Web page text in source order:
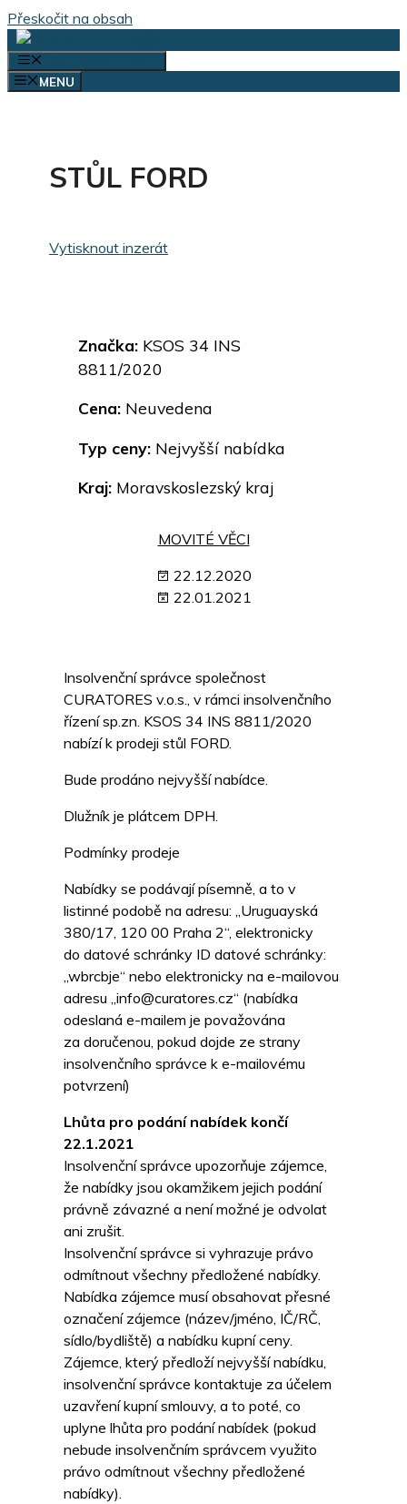
Přeskočit na obsah
MENU
STŮL FORD
Vytisknout inzerát
Značka: KSOS 34 INS
8811/2020
Cena: Neuvedena
Typ ceny: Nejvyšší nabídka
Kraj: Moravskoslezský kraj
MOVITÉ VĚCI
22.12.2020
22.01.2021
Insolvenční správce společnost
CURATORES v.o.s., v rámci insolvenčního
řízení sp.zn. KSOS 34 INS 8811/2020
nabízí k prodeji stůl FORD.
Bude prodáno nejvyšší nabídce.
Dlužník je plátcem DPH.
Podmínky prodeje
Nabídky se podávají písemně, a to v
listinné podobě na adresu: „Uruguayská
380/17, 120 00 Praha 2“, elektronicky
do datové schránky ID datové schránky:
„wbrcbje“ nebo elektronicky na e-mailovou
adresu „info@curatores.cz“ (nabídka
odeslaná e-mailem je považována
za doručenou, pokud dojde ze strany
insolvenčního správce k e-mailovému
potvrzení)
Lhůta pro podání nabídek končí
22.1.2021
Insolvenční správce upozorňuje zájemce,
že nabídky jsou okamžikem jejich podání
právně závazné a není možné je odvolat
ani zrušit.
Insolvenční správce si vyhrazuje právo
odmítnout všechny předložené nabídky.
Nabídka zájemce musí obsahovat přesné
označení zájemce (název/jméno, IČ/RČ,
sídlo/bydliště) a nabídku kupní ceny.
Zájemce, který předloží nejvyšší nabídku,
insolvenční správce kontaktuje za účelem
uzavření kupní smlouvy, a to poté, co
uplyne lhůta pro podání nabídek (pokud
nebude insolvenčním správcem využito
právo odmítnout všechny předložené
nabídky).